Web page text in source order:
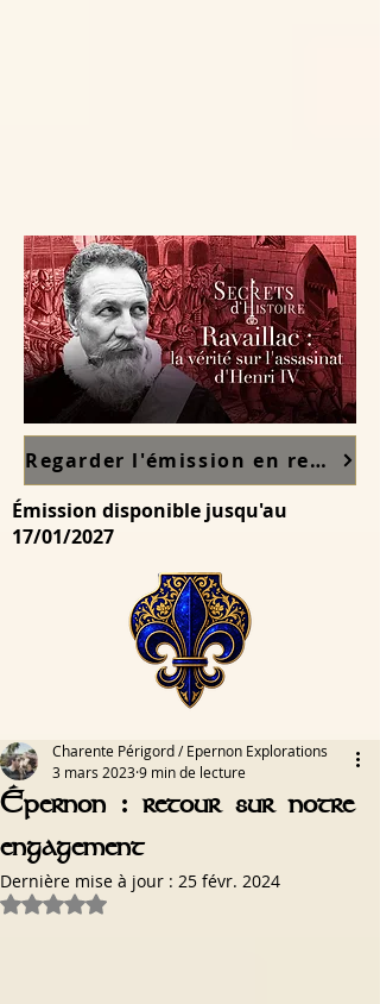
Regarder l'émission en replay sur France TV ici
Émission disponible jusqu'au
17/01/2027
Épernon : retour sur notre
engagement
Charente Périgord / Epernon Explorations
3 mars 20239 min de lecture
Dernière mise à jour : 25 févr. 2024
Noté NaN étoiles sur 5.